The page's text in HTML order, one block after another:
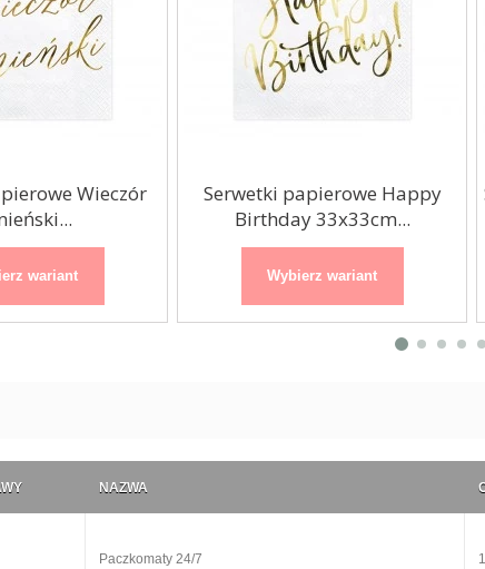
Wieczór
wariant
Serwetki papierowe Happy
Birthday 33x33cm...
Wybierz wariant
NAZWA
Paczkomaty 24/7